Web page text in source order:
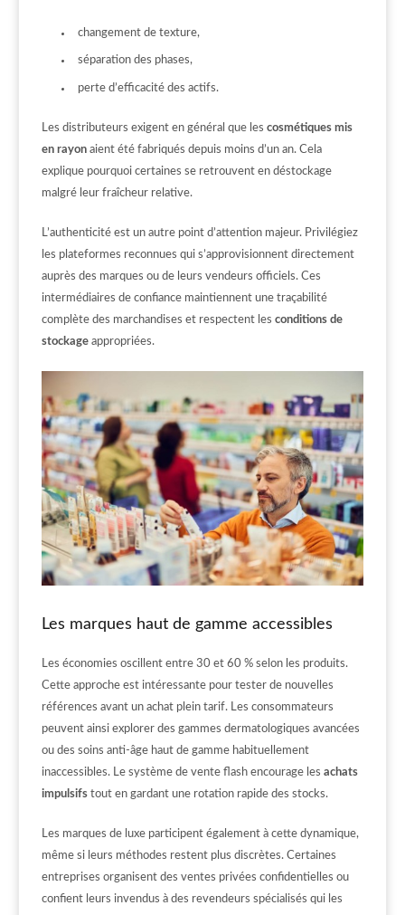
changement de texture,
séparation des phases,
perte d’efficacité des actifs.
Les distributeurs exigent en général que les cosmétiques mis
en rayon aient été fabriqués depuis moins d’un an. Cela
explique pourquoi certaines se retrouvent en déstockage
malgré leur fraîcheur relative.
L’authenticité est un autre point d’attention majeur. Privilégiez
les plateformes reconnues qui s’approvisionnent directement
auprès des marques ou de leurs vendeurs officiels. Ces
intermédiaires de confiance maintiennent une traçabilité
complète des marchandises et respectent les conditions de
stockage appropriées.
Les marques haut de gamme accessibles
Les économies oscillent entre 30 et 60 % selon les produits.
Cette approche est intéressante pour tester de nouvelles
références avant un achat plein tarif. Les consommateurs
peuvent ainsi explorer des gammes dermatologiques avancées
ou des soins anti-âge haut de gamme habituellement
inaccessibles. Le système de vente flash encourage les achats
impulsifs tout en gardant une rotation rapide des stocks.
Les marques de luxe participent également à cette dynamique,
même si leurs méthodes restent plus discrètes. Certaines
entreprises organisent des ventes privées confidentielles ou
confient leurs invendus à des revendeurs spécialisés qui les